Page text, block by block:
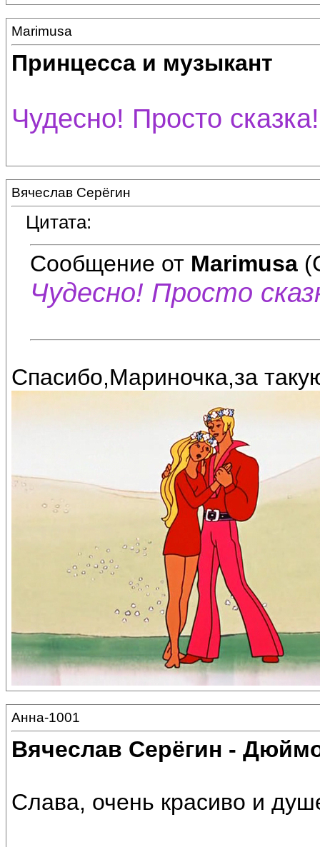
Marimusa
Принцесса и музыкант
Чудесно! Просто
Вячеслав Серёгин
Цитата:
Сообщение от Marimusa
Чудесно! Просто
Спасибо,Мариночка,за
Анна-1001
Вячеслав Серёгин -
Слава, очень красиво и